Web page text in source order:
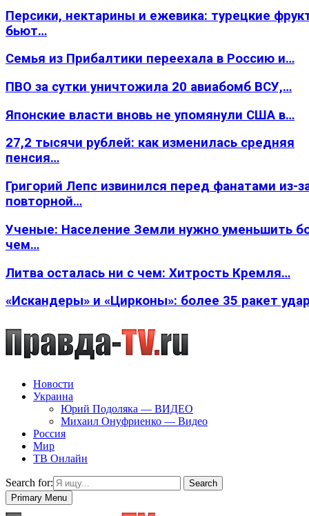
Персики, нектарины и ежевика: турецкие
бьют…
Семья из Прибалтики переехала в Россию и…
ПВО за сутки уничтожила 20 авиабомб ВСУ,…
Японские власти вновь не упомянули США в…
27,2 тысячи рублей: как изменилась средняя
пенсия…
Григорий Лепс извинился перед фанатами из-
повторной…
Ученые: Население Земли нужно уменьшить
чем…
Литва осталась ни с чем: Хитрость Кремля…
«Искандеры» и «Цирконы»: более 35 ракет
Новости
Украина
Юрий Подоляка — ВИДЕО
Михаил Онуфриенко — Видео
Россия
Мир
ТВ Онлайн
Search for:
Search
Primary Menu